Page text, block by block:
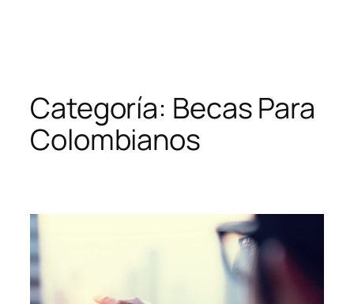
Categoría: Becas Para
Colombianos